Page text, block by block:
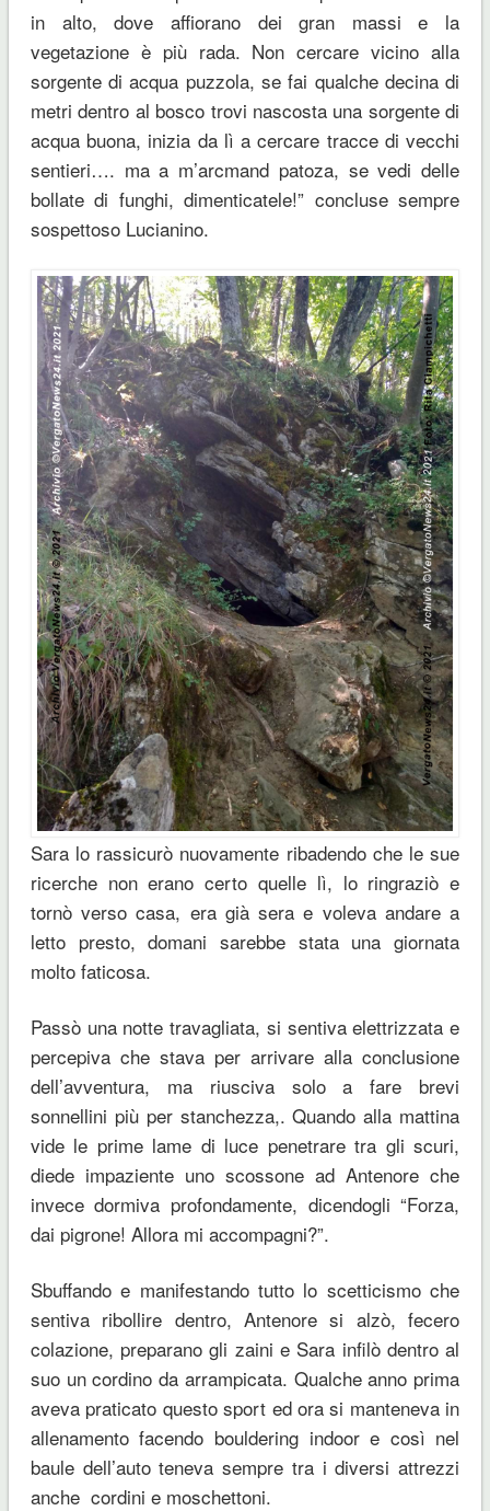
in alto, dove affiorano dei gran massi e la
vegetazione è più rada. Non cercare vicino alla
sorgente di acqua puzzola, se fai qualche decina di
metri dentro al bosco trovi nascosta una sorgente di
acqua buona, inizia da lì a cercare tracce di vecchi
sentieri…. ma a m’arcmand patoza, se vedi delle
bollate di funghi, dimenticatele!” concluse sempre
sospettoso Lucianino.
Sara lo rassicurò nuovamente ribadendo che le sue
ricerche non erano certo quelle lì, lo ringraziò e
tornò verso casa, era già sera e voleva andare a
letto presto, domani sarebbe stata una giornata
molto faticosa.
Passò una notte travagliata, si sentiva elettrizzata e
percepiva che stava per arrivare alla conclusione
dell’avventura, ma riusciva solo a fare brevi
sonnellini più per stanchezza,. Quando alla mattina
vide le prime lame di luce penetrare tra gli scuri,
diede impaziente uno scossone ad Antenore che
invece dormiva profondamente, dicendogli “Forza,
dai pigrone! Allora mi accompagni?”.
Sbuffando e manifestando tutto lo scetticismo che
sentiva ribollire dentro, Antenore si alzò, fecero
colazione, preparano gli zaini e Sara infilò dentro al
suo un cordino da arrampicata. Qualche anno prima
aveva praticato questo sport ed ora si manteneva in
allenamento facendo bouldering indoor e così nel
baule dell’auto teneva sempre tra i diversi attrezzi
anche cordini e moschettoni.